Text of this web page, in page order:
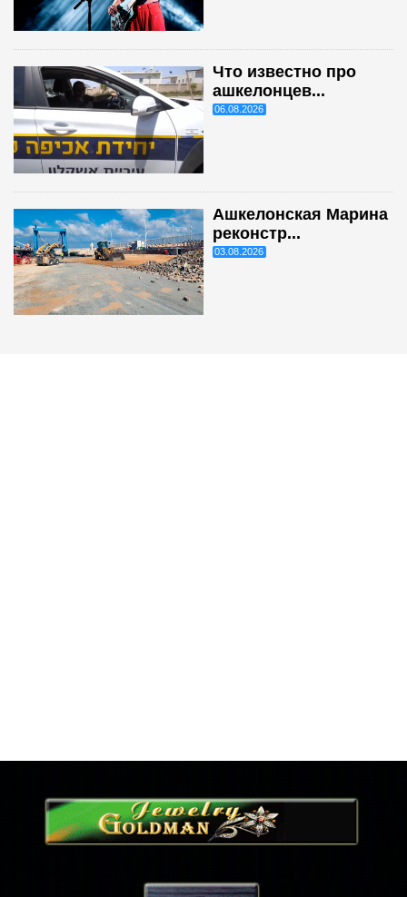
Что известно про
ашкелонцев...
06.08.2026
Ашкелонская Марина
реконстр...
03.08.2026